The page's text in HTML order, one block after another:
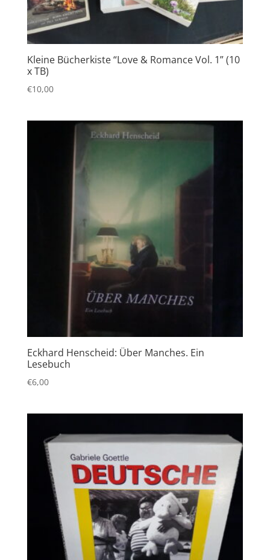
Kleine Bücherkiste “Love & Romance Vol. 1” (10
x TB)
€10,00
Eckhard Henscheid: Über Manches. Ein
Lesebuch
€6,00